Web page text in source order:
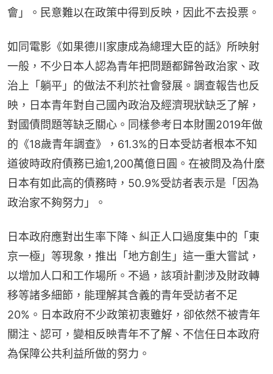
會」。民意難以在政策中得到反映，因此不去投票。
如同電影《如果德川家康成為總理大臣的話》所映射
一般，不少日本人認為青年把問題都歸咎政治家、政
治上「躺平」的做法不利於社會發展。調查報告也反
映，日本青年對自己國內政治及經濟現狀缺乏了解，
對國債問題等缺乏關心。同樣參考日本財團2019年做
的《18歲青年調查》，61.3%的日本受訪者根本不知
道彼時政府債務已逾1,200萬億日圓。在被問及為什麼
日本有如此高的債務時，50.9%受訪者表示是「因為
政治家不夠努力」。
日本政府應對出生率下降、糾正人口過度集中的「東
京一極」等現象，推出「地方創生」這一重大嘗試，
以增加人口和工作場所。不過，該項計劃涉及財政轉
移等諸多細節，能理解其含義的青年受訪者不足
20%。日本政府不少政策初衷雖好，卻依然不被青年
關注、認可，變相反映青年不了解、不信任日本政府
為保障公共利益所做的努力。